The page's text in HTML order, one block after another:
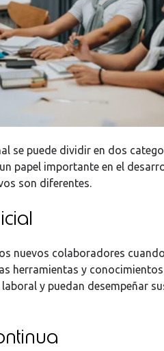
se puede dividir en dos
papel importante en el
son diferentes.
nuevos colaboradores
herramientas y
y puedan desempeñar